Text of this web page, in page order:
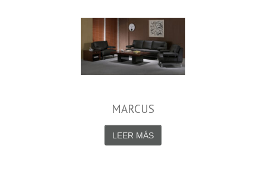
MARCUS
LEER MÁS